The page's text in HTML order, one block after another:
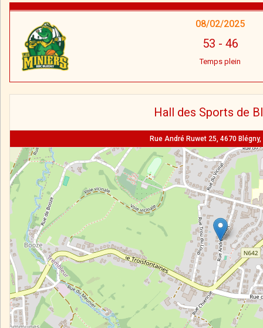
08/02/2025
53 - 46
Temps plein
Hall des Sports de
Rue André Ruwet 25, 4670